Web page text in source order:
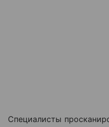
Специалисты